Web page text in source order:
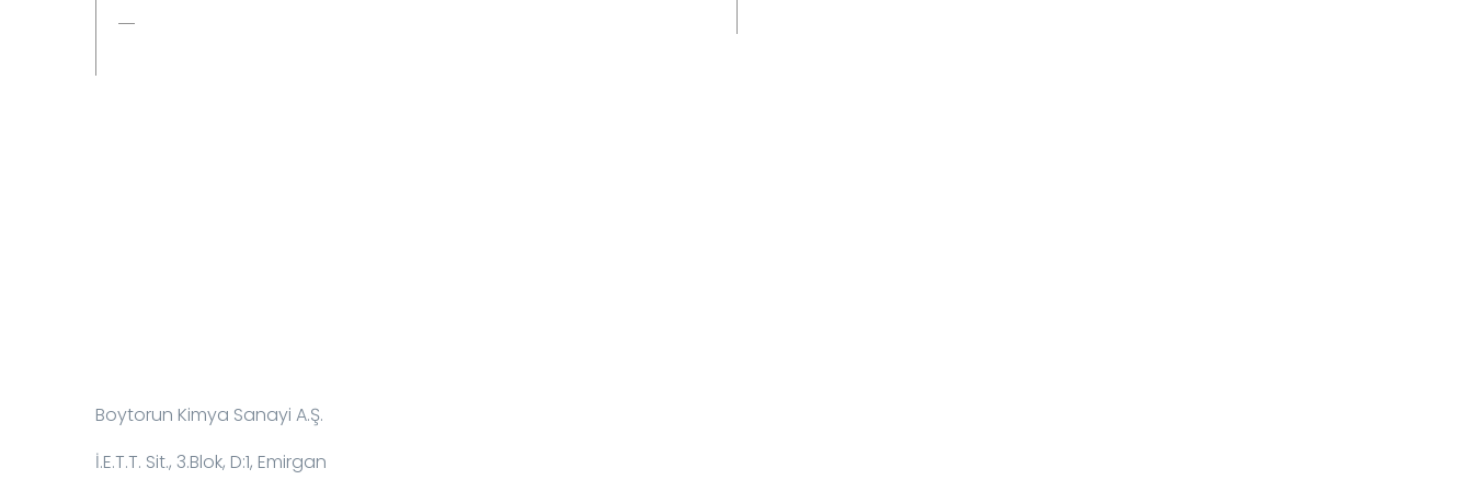
Boytorun Kimya Sanayi A.Ş.
İ.E.T.T. Sit., 3.Blok, D:1, Emirgan